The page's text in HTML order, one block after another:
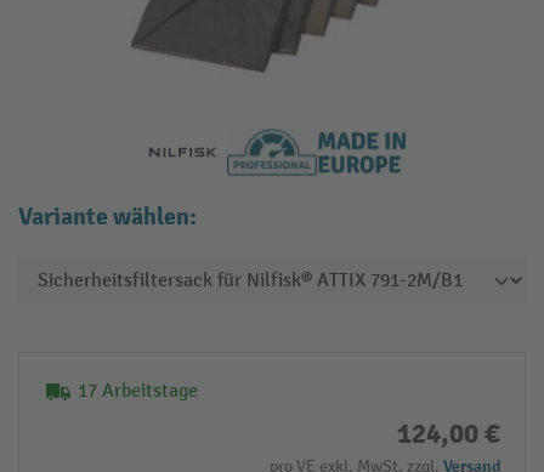
Variante wählen:
17 Arbeitstage
124,00 €
pro VE exkl. MwSt. zzgl. Versand